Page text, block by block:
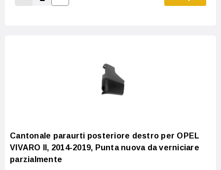
Decrease Quantity:
Increase Quantity:
Cantonale paraurti posteriore destro per OPEL
VIVARO II, 2014-2019, Punta nuova da verniciare
parzialmente